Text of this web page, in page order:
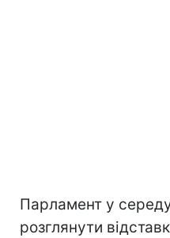
Парламент у
розглянути